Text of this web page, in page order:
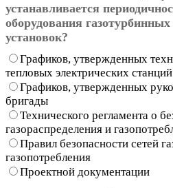
устанавливается
оборудования
установок?
Графиков, утвержденных
тепловых электрических станций
Графиков, утвержденных
бригады
Технического регламента о
газораспределения и
Правил безопасности сетей
газопотребления
Проектной документации